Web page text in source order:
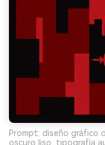
Prompt: diseño gráfico
oscuro liso, tipografía